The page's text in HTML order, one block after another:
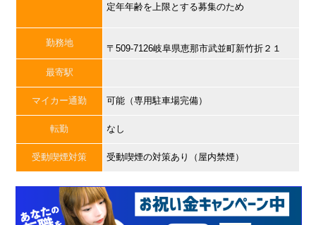
定年年齢を上限とする募集のため
勤務地
〒509-7126岐阜県恵那市武並町新竹折２１
最寄駅
マイカー通勤 可能（専用駐車場完備）
転勤 なし
受動喫煙対策 受動喫煙の対策あり（屋内禁煙）